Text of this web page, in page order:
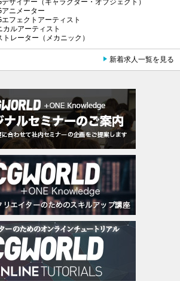
ザイナー（キャラクター・オブジェクト）
ニメーター
フェクトアーティスト
ルアーティスト
レーター（メカニック）
新着求人一覧を見る